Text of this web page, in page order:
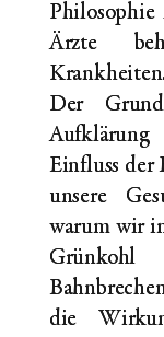
Ärzte
Der
Einfluss der
unsere
warum wir
die